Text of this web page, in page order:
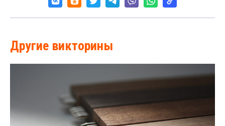
Другие викторины